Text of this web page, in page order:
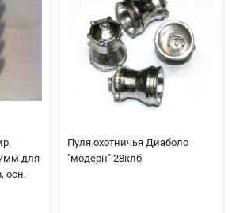
для
осн.
Пуля охотничья Диаболо
"модерн" 28клб